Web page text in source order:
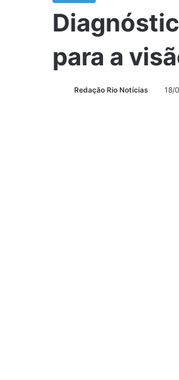
para a
Redação Rio Notícias 18/